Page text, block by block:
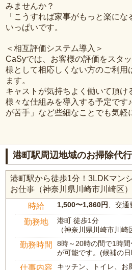
みませんか？
「こうすれば家事がもっと楽に
いっぱいです。
＜相互評価システム導入＞
CaSyでは、お客様の評価をスタ
様として相応しくない方のご利用
ます。
キャストが気持ちよく働いて頂け
様々な仕組みを導入する予定です
が苦手」など些細なことでも気軽
港町駅周辺地域のお掃除代
港町駅から徒歩1分！3LDKマン
お仕事（神奈川県川崎市川崎区）
時給 1,500〜1,860円、交通
勤務地
港町 徒歩1分
（神奈川県川崎市川崎
勤務時間
8時～20時の間で1時
が可能です。(候補の
仕事内容 キッチン、トイレ、お